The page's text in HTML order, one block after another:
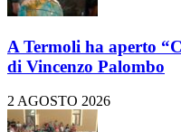
A Termoli ha aperto
di Vincenzo Palombo
2 AGOSTO 2026